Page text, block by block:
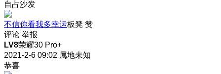
自占沙发
不信你看我多幸运板凳 赞
评论 举报
LV8荣耀30 Pro+
2021-2-6 09:02 属地未知
恭喜